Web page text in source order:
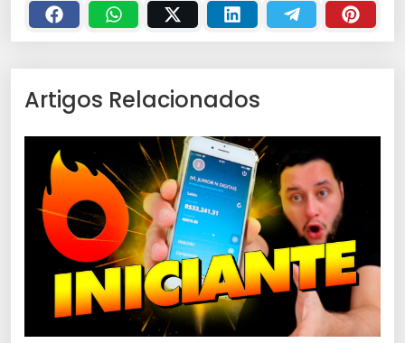
Artigos Relacionados